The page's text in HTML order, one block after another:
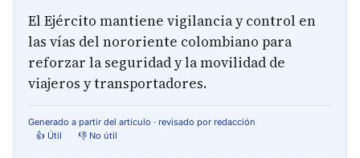
El Ejército mantiene vigilancia y control en
las vías del nororiente colombiano para
reforzar la seguridad y la movilidad de
viajeros y transportadores.
Generado a partir del artículo · revisado por redacción
👍 Útil
👎 No útil